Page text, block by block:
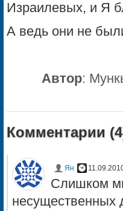
Израилевых, и Я
А ведь они не
Автор:
Комментарии (4
Ян
Слишком
несущественных